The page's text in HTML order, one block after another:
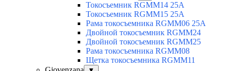
Токосъемник RGMM14 25А
Токосъемник RGMM15 25А
Рама токосъемника RGMM06 25А
Двойной токосъемник RGMM24
Двойной токосъемник RGMM25
Рама токосъемника RGMM08
Щетка токосъемника RGMM11